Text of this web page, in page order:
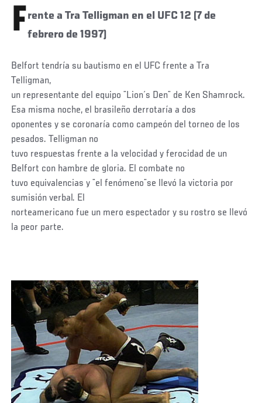
F rente a Tra Telligman en el UFC 12 (7 de
febrero de 1997)
Belfort tendría su bautismo en el UFC frente a Tra
Telligman,
un representante del equipo ¨Lion´s Den¨ de Ken Shamrock.
Esa misma noche, el brasileño derrotaría a dos
oponentes y se coronaría como campeón del torneo de los
pesados. Telligman no
tuvo respuestas frente a la velocidad y ferocidad de un
Belfort con hambre de gloria. El combate no
tuvo equivalencias y ¨el fenómeno¨se llevó la victoria por
sumisión verbal. El
norteamericano fue un mero espectador y su rostro se llevó
la peor parte.